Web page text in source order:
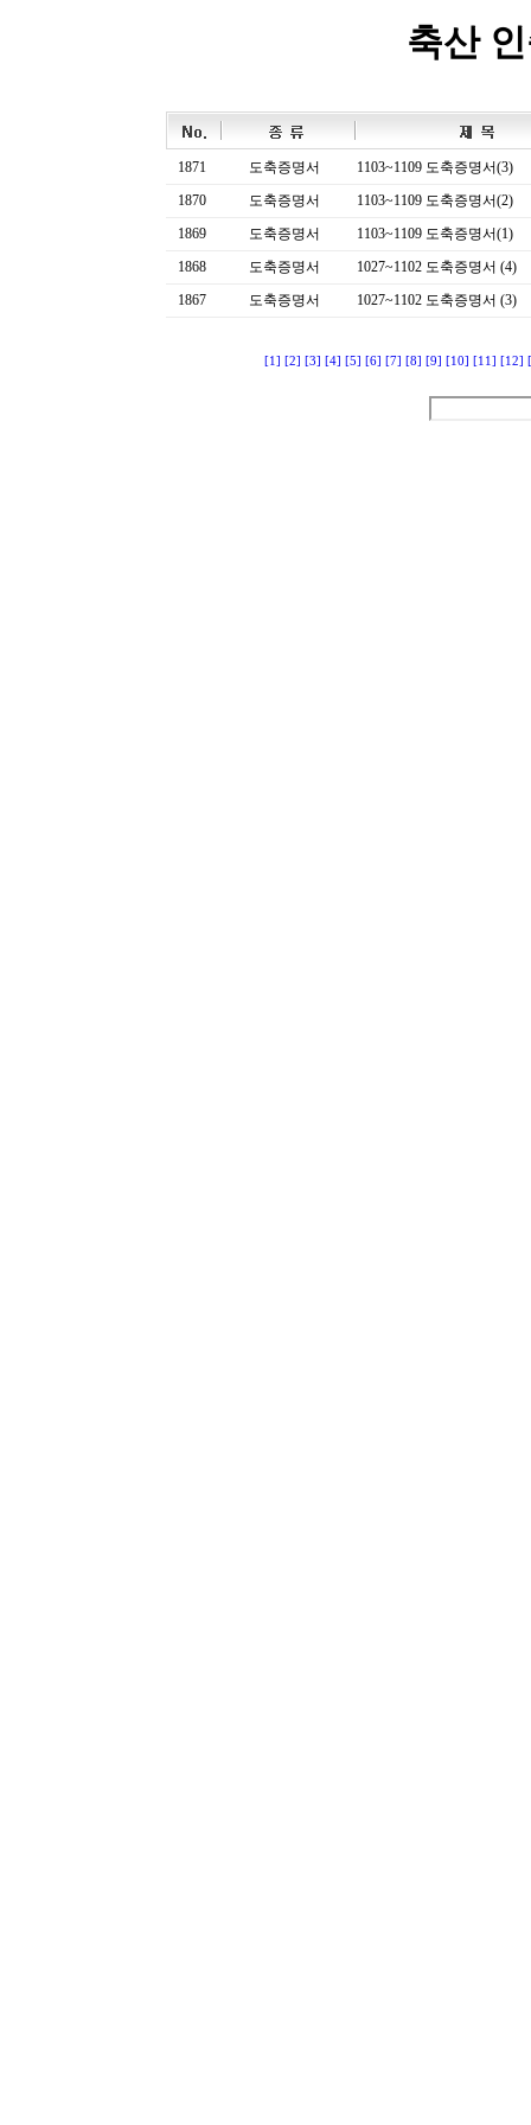
축산
1871 도축증명서
1103~1109 도축증명서(3)
1870
도축증명서
1103~1109 도축증명서(2)
1869
도축증명서
1103~1109 도축증명서(1)
1868
도축증명서
1027~1102 도축증명서 (4)
1867
도축증명서 1027~1102 도축증명서 (3)
[1] [2] [3] [4] [5] [6] [7] [8] [9] [10] [11] [12]